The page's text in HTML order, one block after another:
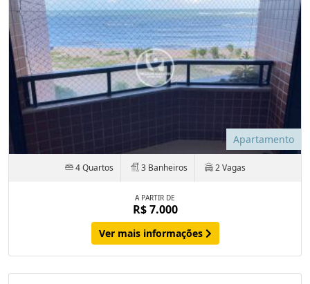
Apartamento
4 Quartos 3 Banheiros 2 Vagas
A PARTIR DE
R$ 7.000
Ver mais informações